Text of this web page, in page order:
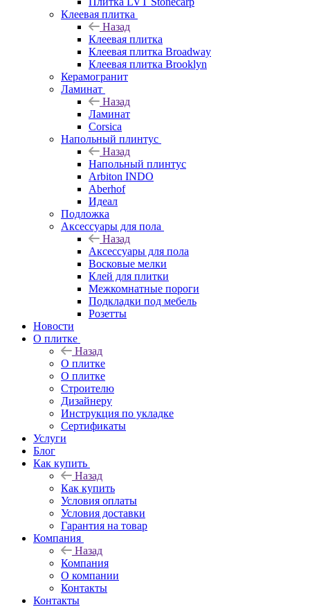
Клеевая плитка
Назад
Клеевая плитка
Клеевая плитка Broadway
Клеевая плитка Brooklyn
Керамогранит
Ламинат
Назад
Ламинат
Corsica
Напольный плинтус
Назад
Напольный плинтус
Arbiton INDO
Aberhof
Идеал
Подложка
Аксессуары для пола
Назад
Аксессуары для пола
Восковые мелки
Клей для плитки
Межкомнатные пороги
Подкладки под мебель
Розетты
Новости
О плитке
Назад
О плитке
О плитке
Строителю
Дизайнеру
Инструкция по укладке
Сертификаты
Услуги
Блог
Как купить
Назад
Как купить
Условия оплаты
Условия доставки
Гарантия на товар
Компания
Назад
Компания
О компании
Контакты
Контакты